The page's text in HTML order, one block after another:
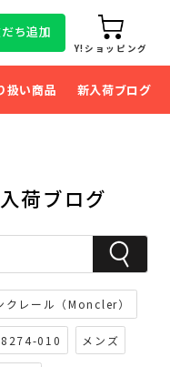
ち追加
Y!ショッピング
扱い商品 新入荷ブログ
荷ブログ
クレール（Moncler）
010 メンズ